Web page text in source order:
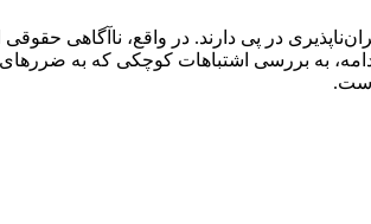
در پی دارند. در واقع، ناآگاهی
به بررسی اشتباهات کوچکی که به